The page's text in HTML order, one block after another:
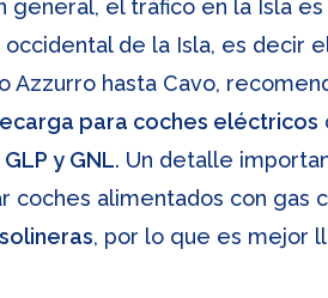
el tráfico en la Isla
de la Isla, es decir
Azzurro hasta Cavo,
para coches eléctricos
y GNL. Un detalle
alimentados con gas
, por lo que es mejor